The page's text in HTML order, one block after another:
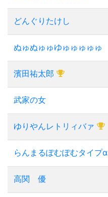
どんぐりたけし
ぬゅぬゅゅゆゅゅゅゅゅ
濱田祐太郎
武家の女
ゆりやんレトリィバァ
らんまるぽむぽむタイプα
高関 優